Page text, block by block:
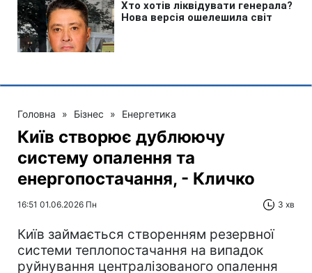
Головна » Бізнес » Енергетика
Київ створює дублюючу
систему опалення та
енергопостачання, - Кличко
16:51 01.06.2026 Пн 3 хв
Київ займається створенням резервної
системи теплопостачання на випадок
руйнування централізованого опалення